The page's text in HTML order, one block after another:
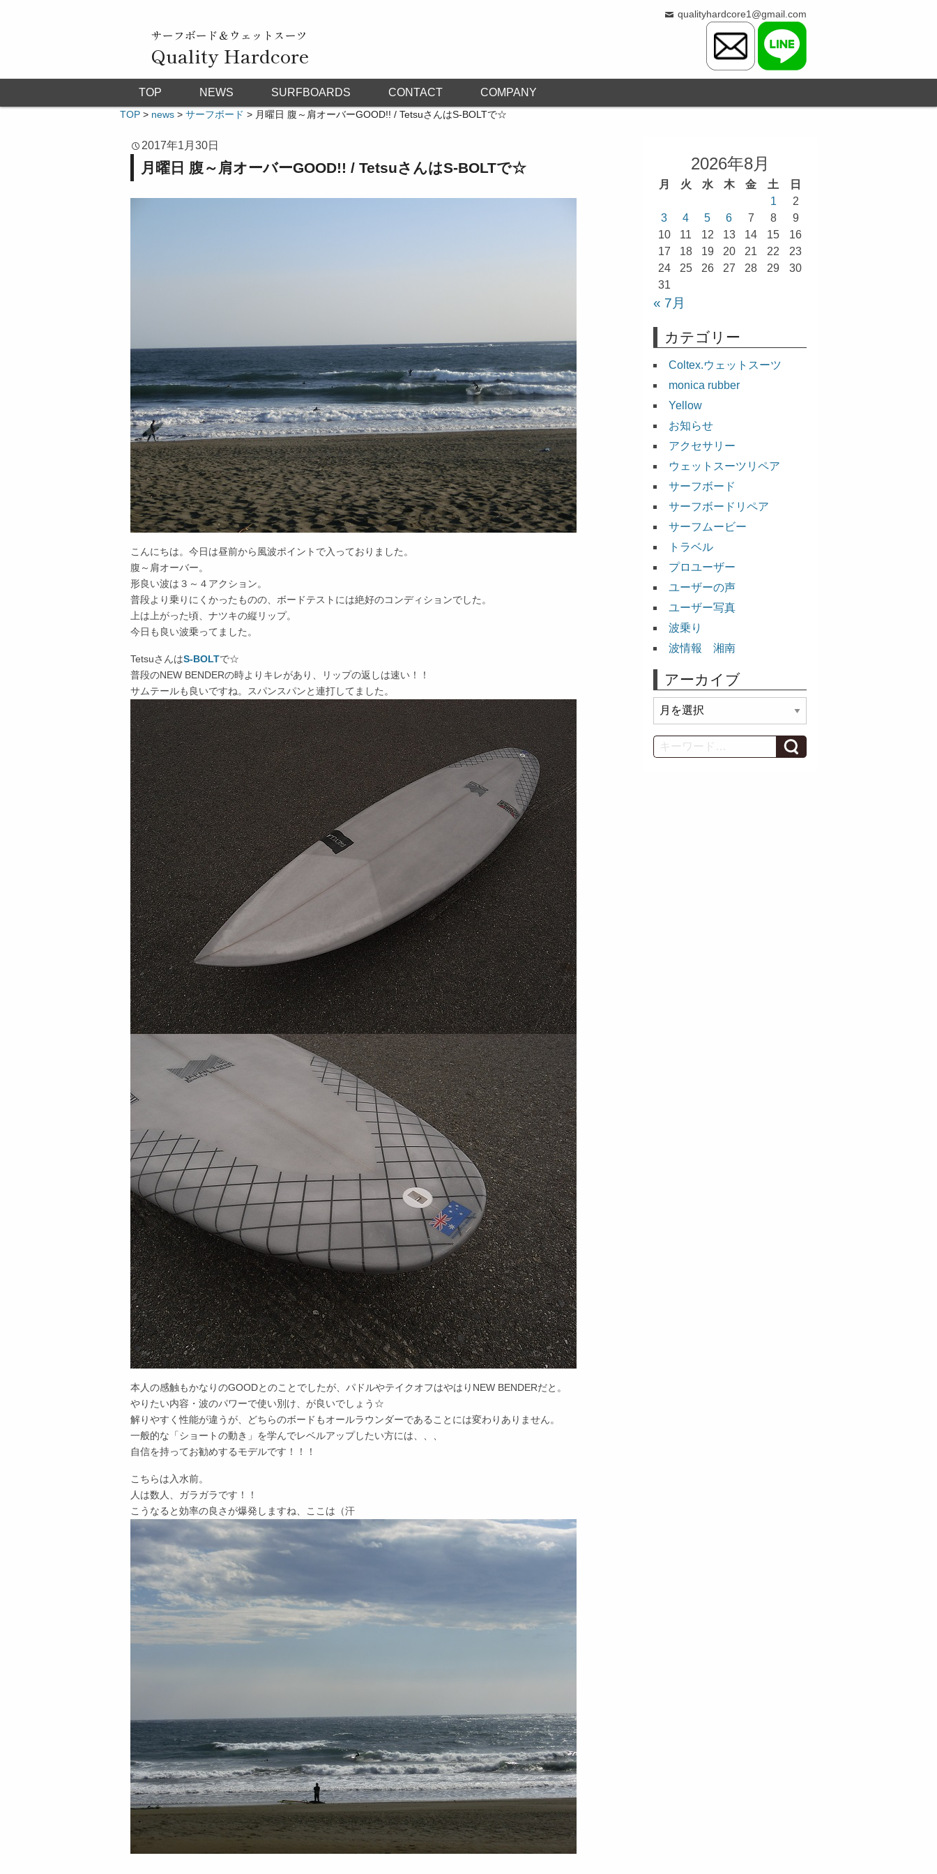
サーフボード＆ウェットスーツ
Quality Hardcore
qualityhardcore1@gmail.com
TOP NEWS SURFBOARDS CONTACT COMPANY
TOP > news > サーフボード > 月曜日 腹～肩オーバーGOOD!! / TetsuさんはS-BOLTで☆
2017年1月30日
月曜日 腹～肩オーバーGOOD!! / TetsuさんはS-BOLTで☆
こんにちは。今日は昼前から風波ポイントで入っておりました。
腹～肩オーバー。
形良い波は３～４アクション。
普段より乗りにくかったものの、ボードテストには絶好のコンディションでした。
上は上がった頃、ナツキの縦リップ。
今日も良い波乗ってました。
TetsuさんはS-BOLTで☆
普段のNEW BENDERの時よりキレがあり、リップの返しは速い！！
サムテールも良いですね。スパンスパンと連打してました。
本人の感触もかなりのGOODとのことでしたが、パドルやテイクオフはやはりNEW BENDERだと。
やりたい内容・波のパワーで使い別け、が良いでしょう☆
解りやすく性能が違うが、どちらのボードもオールラウンダーであることには変わりありません。
一般的な「ショートの動き」を学んでレベルアップしたい方には、、、
自信を持ってお勧めするモデルです！！！
こちらは入水前。
人は数人、ガラガラです！！
こうなると効率の良さが爆発しますね、ここは（汗
2026年8月
月 火 水 木 金 土
日
1
2
3
4 5 6 7 8
9
10
11 12 13 14 15
16
17
18 19 20 21 22
23
24
25 26 27 28 29
30
31
« 7月
カテゴリー
Coltex.ウェットスーツ
monica rubber
Yellow
お知らせ
アクセサリー
ウェットスーツリペア
サーフボード
サーフボードリペア
サーフムービー
トラベル
プロユーザー
ユーザーの声
ユーザー写真
波乗り
波情報 湘南
アーカイブ
ー
カ
イ
Search